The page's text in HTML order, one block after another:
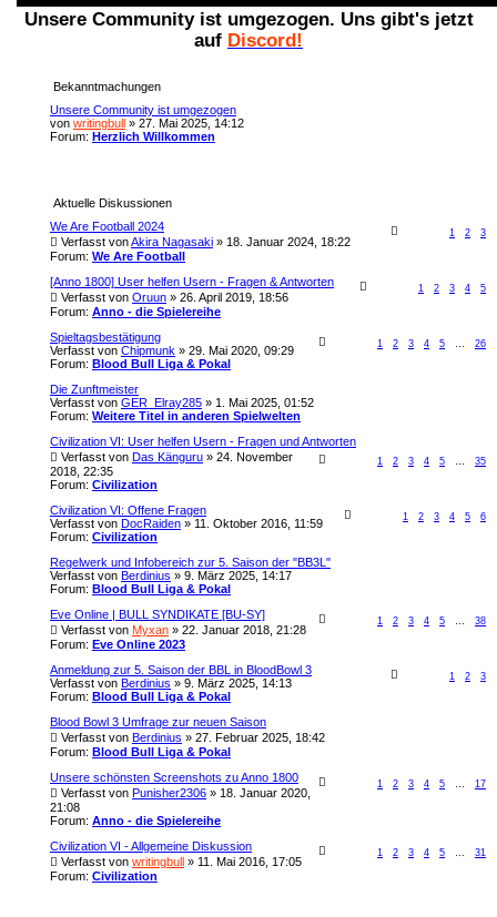
Unsere Community ist umgezogen. Uns gibt's jetzt
auf Discord!
Bekanntmachungen
Unsere Community ist umgezogen
von writingbull » 27. Mai 2025, 14:12
Forum: Herzlich Willkommen
Aktuelle Diskussionen
We Are Football 2024
1 2 3
Verfasst vonAkira Nagasaki » 18. Januar 2024, 18:22
Forum: We Are Football
[Anno 1800] User helfen Usern - Fragen & Antworten
1 2 3 4 5
Verfasst von Oruun » 26. April 2019, 18:56
Forum: Anno - die Spielereihe
Spieltagsbestätigung
1 2 3 4 5 … 26
Verfasst von Chipmunk » 29. Mai 2020, 09:29
Forum: Blood Bull Liga & Pokal
Die Zunftmeister
Verfasst von GER_Elray285 » 1. Mai 2025, 01:52
Forum: Weitere Titel in anderen Spielwelten
Civilization VI: User helfen Usern - Fragen und Antworten
1 2 3 4 5 … 35
Verfasst von Das Känguru » 24. November
2018, 22:35
Forum: Civilization
Civilization VI: Offene Fragen
1 2 3 4 5 6
Verfasst von DocRaiden » 11. Oktober 2016, 11:59
Forum: Civilization
Regelwerk und Infobereich zur 5. Saison der "BB3L"
Verfasst von Berdinius » 9. März 2025, 14:17
Forum: Blood Bull Liga & Pokal
Eve Online | BULL SYNDIKATE [BU-SY]
1 2 3 4 5 … 38
Verfasst von Myxan » 22. Januar 2018, 21:28
Forum: Eve Online 2023
Anmeldung zur 5. Saison der BBL in BloodBowl 3
1 2 3
Verfasst von Berdinius » 9. März 2025, 14:13
Forum: Blood Bull Liga & Pokal
Blood Bowl 3 Umfrage zur neuen Saison
Verfasst von Berdinius » 27. Februar 2025, 18:42
Forum: Blood Bull Liga & Pokal
Unsere schönsten Screenshots zu Anno 1800
1 2 3 4 5 … 17
Verfasst von Punisher2306 » 18. Januar 2020,
21:08
Forum: Anno - die Spielereihe
Civilization VI - Allgemeine Diskussion
1 2 3 4 5 … 31
Verfasst von writingbull » 11. Mai 2016, 17:05
Forum: Civilization